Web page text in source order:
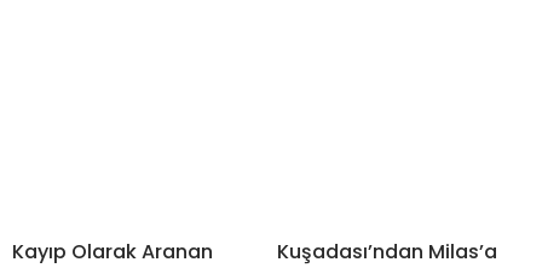
Kayıp Olarak Aranan
Kuşadası’ndan Milas’a